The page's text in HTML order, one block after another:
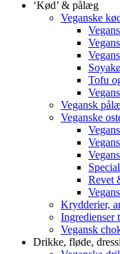
‘Kød’ & pålæg
Veganske
Tofu
Vegansk
Veganske
Revet
Krydderier,
Ingredienser
Vegansk
Drikke, fløde,